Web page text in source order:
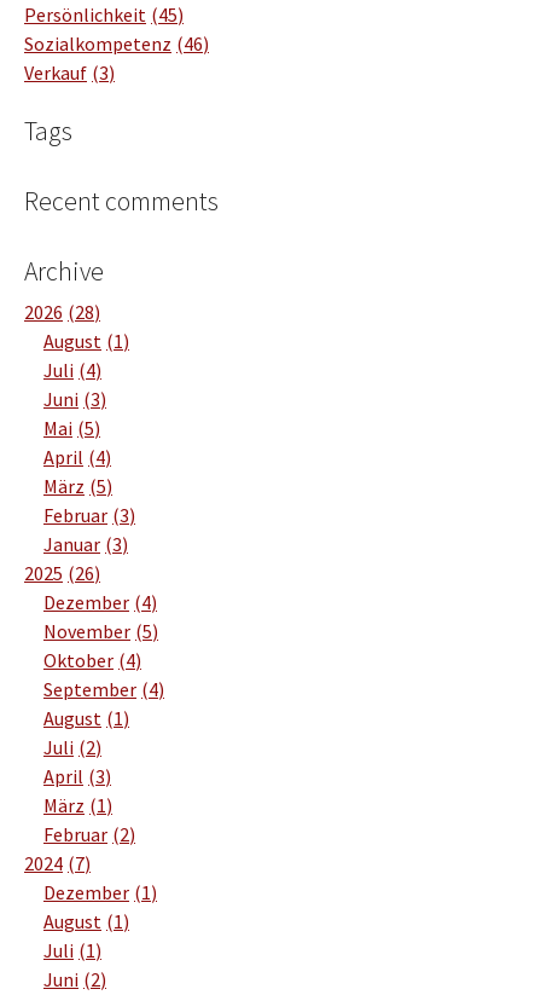
Persönlichkeit 45
Sozialkompetenz 46
Verkauf 3
Tags
Recent comments
Archive
2026 28
August 1
Juli 4
Juni 3
Mai 5
April 4
März 5
Februar 3
Januar 3
2025 26
Dezember 4
November 5
Oktober 4
September 4
August 1
Juli 2
April 3
März 1
Februar 2
2024 7
Dezember 1
August 1
Juli 1
Juni 2